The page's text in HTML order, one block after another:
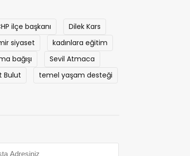
ilçe başkanı
Dilek Kars
siyaset
kadınlara eğitim
bağışı
Sevil Atmaca
Bulut temel yaşam desteği